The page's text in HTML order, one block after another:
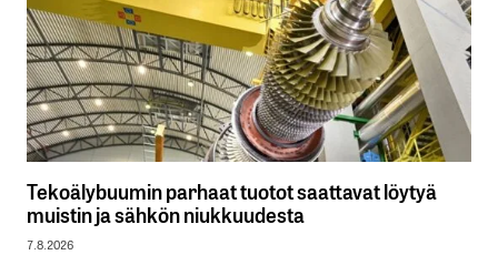
Tekoälybuumin parhaat tuotot saattavat löytyä
muistin ja sähkön niukkuudesta
7.8.2026